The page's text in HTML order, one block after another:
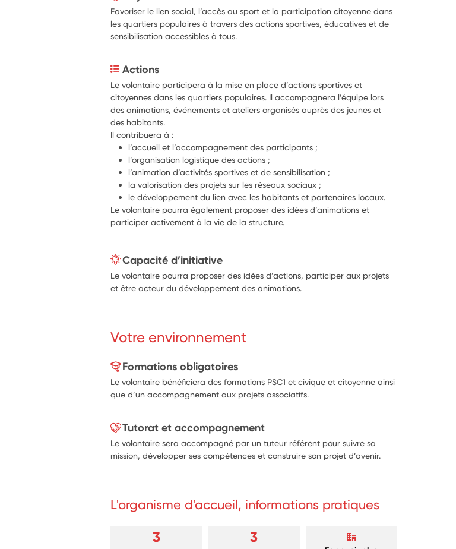
Favoriser le lien social, l’accès au sport et la participation citoyenne dans
les quartiers populaires à travers des actions sportives, éducatives et de
sensibilisation accessibles à tous.
Actions
Le volontaire participera à la mise en place d’actions sportives et
citoyennes dans les quartiers populaires. Il accompagnera l’équipe lors
des animations, événements et ateliers organisés auprès des jeunes et
des habitants.
Il contribuera à :
l’accueil et l’accompagnement des participants ;
l’organisation logistique des actions ;
l’animation d’activités sportives et de sensibilisation ;
la valorisation des projets sur les réseaux sociaux ;
le développement du lien avec les habitants et partenaires locaux.
Le volontaire pourra également proposer des idées d’animations et
participer activement à la vie de la structure.
Capacité d’initiative
Le volontaire pourra proposer des idées d’actions, participer aux projets
et être acteur du développement des animations.
Votre environnement
Formations obligatoires
Le volontaire bénéficiera des formations PSC1 et civique et citoyenne ainsi
que d’un accompagnement aux projets associatifs.
Tutorat et accompagnement
Le volontaire sera accompagné par un tuteur référent pour suivre sa
mission, développer ses compétences et construire son projet d’avenir.
L'organisme d'accueil, informations pratiques
3 3